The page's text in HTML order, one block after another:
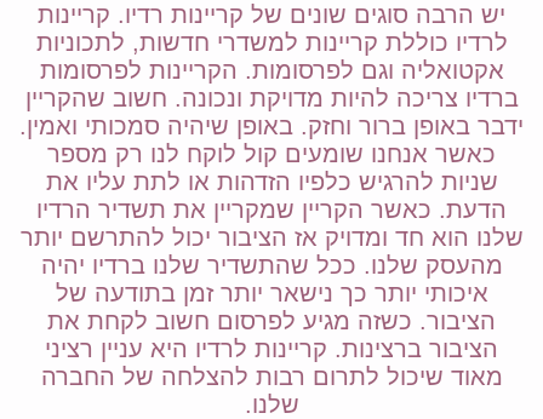
יש הרבה סוגים שונים של קריינות רדיו. קריינות
לרדיו כוללת קריינות למשדרי חדשות, לתכוניות
אקטואליה וגם לפרסומות. הקריינות לפרסומות
ברדיו צריכה להיות מדויקת ונכונה. חשוב שהקריין
ידבר באופן ברור וחזק. באופן שיהיה סמכותי ואמין.
כאשר אנחנו שומעים קול לוקח לנו רק מספר
שניות להרגיש כלפיו הזדהות או לתת עליו את
הדעת. כאשר הקריין שמקריין את תשדיר הרדיו
שלנו הוא חד ומדויק אז הציבור יכול להתרשם יותר
מהעסק שלנו. ככל שהתשדיר שלנו ברדיו יהיה
איכותי יותר כך נישאר יותר זמן בתודעה של
הציבור. כשזה מגיע לפרסום חשוב לקחת את
הציבור ברצינות. קריינות לרדיו היא עניין רציני
מאוד שיכול לתרום רבות להצלחה של החברה
שלנו.